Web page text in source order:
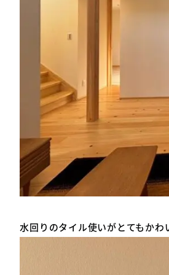
水回りのタイル使いがとてもかわ